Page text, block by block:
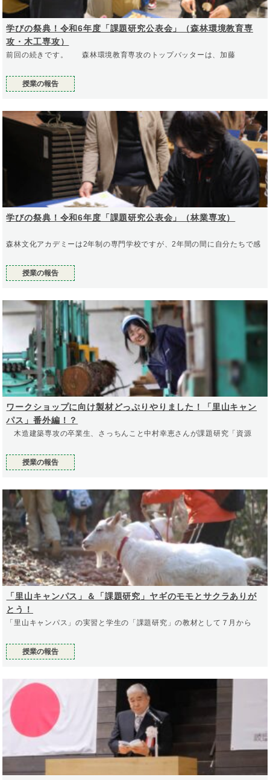
学びの祭典！令和6年度「課題研究公表会」（森林環境教育専
攻・木工専攻）
前回の続きです。 森林環境教育専攻のトップバッターは、加藤
授業の報告
学びの祭典！令和6年度「課題研究公表会」（林業専攻）
森林文化アカデミーは2年制の専門学校ですが、2年間の間に自分たちで感
授業の報告
ワークショップに向け製材どっぷりやりました！「里山キャン
パス」番外編！？
木造建築専攻の卒業生、さっちんこと中村幸恵さんが課題研究「資源
授業の報告
「里山キャンパス」＆「課題研究」ヤギのモモとサクラありが
とう！
「里山キャンパス」の実習と学生の「課題研究」の教材として７月から
授業の報告